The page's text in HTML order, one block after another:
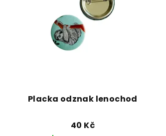
Placka odznak lenochod
40 Kč